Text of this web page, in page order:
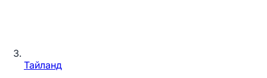
Тайланд